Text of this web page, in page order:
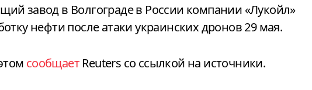
нефти после атаки украинских дронов 29 мая.
сообщает Reuters со ссылкой на источники.